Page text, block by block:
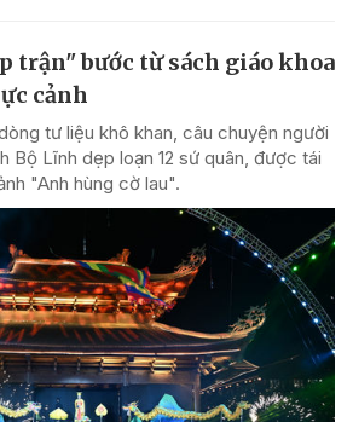
trận" bước từ sách giáo khoa
cảnh
tư liệu khô khan, câu chuyện người
Bộ Lĩnh dẹp loạn 12 sứ quân, được tái
"Anh hùng cờ lau".